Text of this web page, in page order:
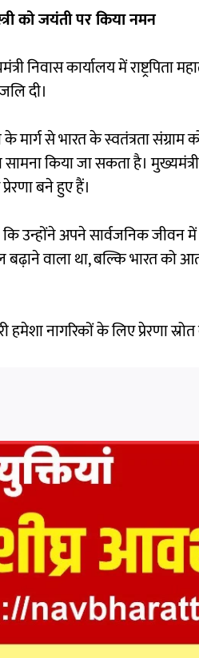
को जयंती पर किया नमन
कार्यालय में राष्ट्रपिता
दी।
से भारत के स्वतंत्रता
सामना किया जा सकता है।
बने हुए हैं।
कि उन्होंने अपने सार्वजनिक
वाला था, बल्कि भारत को
नागरिकों के लिए प्रेरणा स्रोत